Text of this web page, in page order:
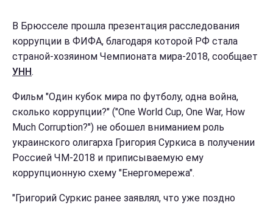
В Брюсселе прошла презентация расследования
коррупции в ФИФА, благодаря которой РФ стала
страной-хозяином Чемпионата мира-2018, сообщает
УНН.
Фильм "Один кубок мира по футболу, одна война,
сколько коррупции?" ("One World Cup, One War, How
Much Corruption?") не обошел вниманием роль
украинского олигарха Григория Суркиса в получении
Россией ЧМ-2018 и приписываемую ему
коррупционную схему "Енергомережа".
"Григорий Суркис ранее заявлял, что уже поздно